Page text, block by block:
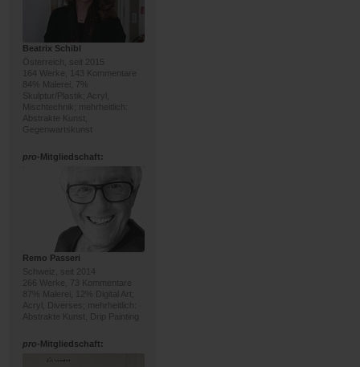
Beatrix Schibl
Österreich, seit 2015
164 Werke, 143 Kommentare
84% Malerei, 7%
Skulptur/Plastik; Acryl,
Mischtechnik; mehrheitlich:
Abstrakte Kunst,
Gegenwartskunst
pro-Mitgliedschaft:
Remo Passeri
Schweiz, seit 2014
266 Werke, 73 Kommentare
87% Malerei, 12% Digital Art;
Acryl, Diverses; mehrheitlich:
Abstrakte Kunst, Drip Painting
pro-Mitgliedschaft: